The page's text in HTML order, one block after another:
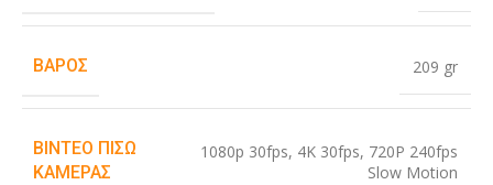
ΒΆΡΟΣ 209 gr
ΒΊΝΤΕΟ ΠΊΣΩ
ΚΆΜΕΡΑΣ
1080p 30fps, 4K 30fps, 720P 240fps
Slow Motion